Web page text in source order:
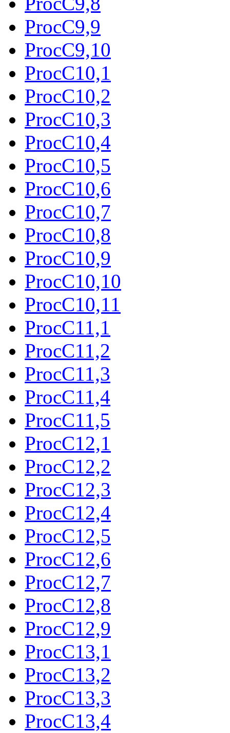
ProcC9,9
ProcC9,10
ProcC10,1
ProcC10,2
ProcC10,3
ProcC10,4
ProcC10,5
ProcC10,6
ProcC10,7
ProcC10,8
ProcC10,9
ProcC10,10
ProcC10,11
ProcC11,1
ProcC11,2
ProcC11,3
ProcC11,4
ProcC11,5
ProcC12,1
ProcC12,2
ProcC12,3
ProcC12,4
ProcC12,5
ProcC12,6
ProcC12,7
ProcC12,8
ProcC12,9
ProcC13,1
ProcC13,2
ProcC13,3
ProcC13,4